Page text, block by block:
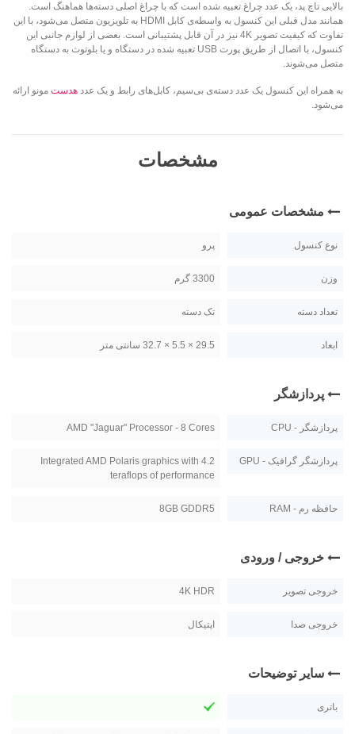
بالایی تاچ پد، یک عدد چراغ تعبیه شده است که با چراغ اصلی دسته‌ها هماهنگ است.
همانند مدل قبلی این کنسول به واسطه‌ی کابل HDMI به تلویزیون متصل می‌شود، با این
تفاوت که کیفیت تصویر 4K نیز در آن قابل پشتیبانی است. بعضی از لوازم جانبی این
کنسول، با اتصال از طریق پورت USB تعبیه شده در دستگاه و یا بلوتوث به دستگاه
متصل می‌شوند.
به همراه این کنسول یک عدد دسته‌ی بی‌سیم، کابل‌های رابط و یک عدد هدست مونو ارائه
می‌شود.
مشخصات
مشخصات عمومی
نوع کنسول پرو
وزن 3300 گرم
تعداد دسته تک دسته
ابعاد 29.5 × 5.5 × 32.7 سانتی متر
پردازشگر
پردازشگر - CPU AMD "Jaguar" Processor - 8 Cores
پردازشگر گرافیک - GPU
Integrated AMD Polaris graphics with 4.2
teraflops of performance
حافظه رم - RAM 8GB GDDR5
خروجی / ورودی
خروجی تصویر 4K HDR
خروجی صدا اپتیکال
سایر توضیحات
باتری